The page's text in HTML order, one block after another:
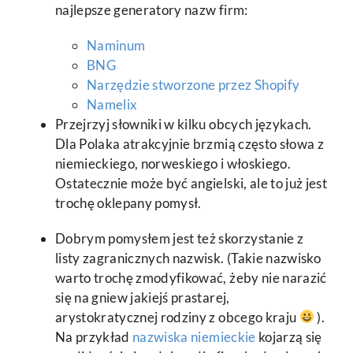
najlepsze generatory nazw firm:
Naminum
BNG
Narzędzie stworzone przez Shopify
Namelix
Przejrzyj słowniki w kilku obcych językach.
Dla Polaka atrakcyjnie brzmią często słowa z
niemieckiego, norweskiego i włoskiego.
Ostatecznie może być angielski, ale to już jest
trochę oklepany pomysł.
Dobrym pomysłem jest też skorzystanie z
listy zagranicznych nazwisk. (Takie nazwisko
warto trochę zmodyfikować, żeby nie narazić
się na gniew jakiejś prastarej,
arystokratycznej rodziny z obcego kraju
).
Na przykład nazwiska niemieckie kojarzą się